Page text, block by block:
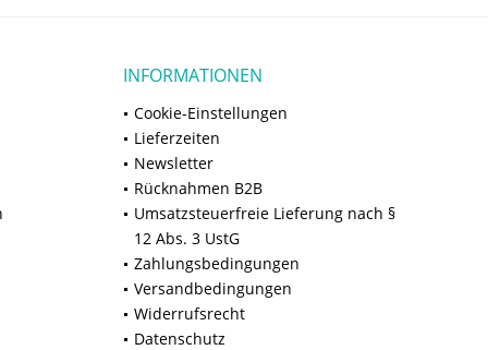
INFORMATIONEN
Cookie-Einstellungen
Lieferzeiten
Newsletter
Rücknahmen B2B
Umsatzsteuerfreie Lieferung nach §
12 Abs. 3 UstG
Zahlungsbedingungen
Versandbedingungen
Widerrufsrecht
Datenschutz